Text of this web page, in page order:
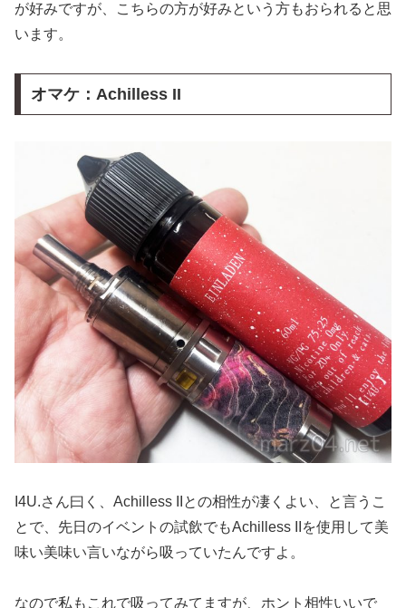
が好みですが、こちらの方が好みという方もおられると思
います。
オマケ：Achilless II
I4U.さん曰く、Achilless IIとの相性が凄くよい、と言うこ
とで、先日のイベントの試飲でもAchilless IIを使用して美
味い美味い言いながら吸っていたんですよ。
なので私もこれで吸ってみてますが、ホント相性いいで